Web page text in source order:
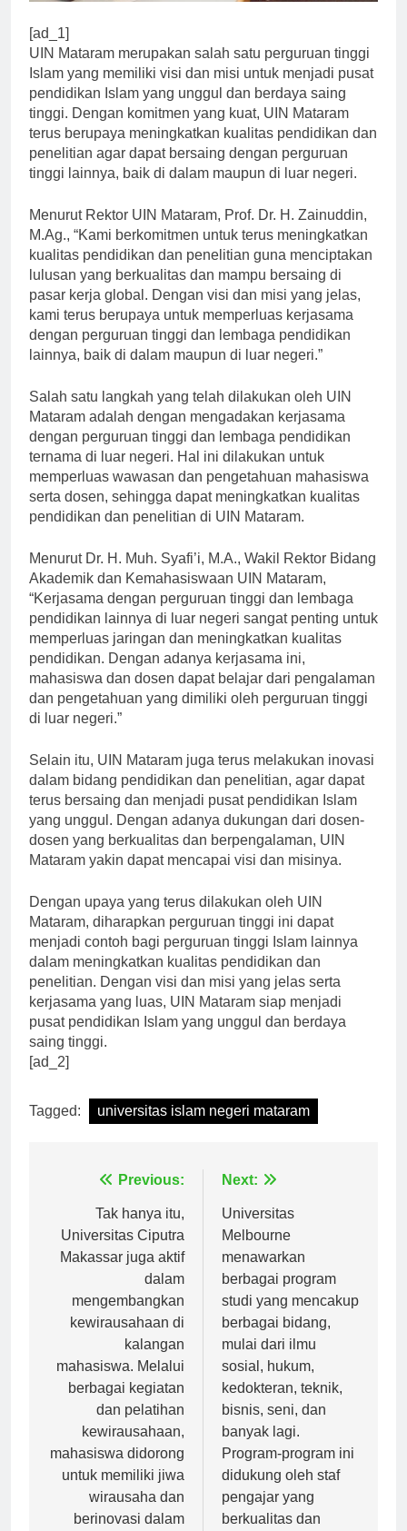
[ad_1]
UIN Mataram merupakan salah satu perguruan tinggi
Islam yang memiliki visi dan misi untuk menjadi pusat
pendidikan Islam yang unggul dan berdaya saing
tinggi. Dengan komitmen yang kuat, UIN Mataram
terus berupaya meningkatkan kualitas pendidikan dan
penelitian agar dapat bersaing dengan perguruan
tinggi lainnya, baik di dalam maupun di luar negeri.
Menurut Rektor UIN Mataram, Prof. Dr. H. Zainuddin,
M.Ag., “Kami berkomitmen untuk terus meningkatkan
kualitas pendidikan dan penelitian guna menciptakan
lulusan yang berkualitas dan mampu bersaing di
pasar kerja global. Dengan visi dan misi yang jelas,
kami terus berupaya untuk memperluas kerjasama
dengan perguruan tinggi dan lembaga pendidikan
lainnya, baik di dalam maupun di luar negeri.”
Salah satu langkah yang telah dilakukan oleh UIN
Mataram adalah dengan mengadakan kerjasama
dengan perguruan tinggi dan lembaga pendidikan
ternama di luar negeri. Hal ini dilakukan untuk
memperluas wawasan dan pengetahuan mahasiswa
serta dosen, sehingga dapat meningkatkan kualitas
pendidikan dan penelitian di UIN Mataram.
Menurut Dr. H. Muh. Syafi’i, M.A., Wakil Rektor Bidang
Akademik dan Kemahasiswaan UIN Mataram,
“Kerjasama dengan perguruan tinggi dan lembaga
pendidikan lainnya di luar negeri sangat penting untuk
memperluas jaringan dan meningkatkan kualitas
pendidikan. Dengan adanya kerjasama ini,
mahasiswa dan dosen dapat belajar dari pengalaman
dan pengetahuan yang dimiliki oleh perguruan tinggi
di luar negeri.”
Selain itu, UIN Mataram juga terus melakukan inovasi
dalam bidang pendidikan dan penelitian, agar dapat
terus bersaing dan menjadi pusat pendidikan Islam
yang unggul. Dengan adanya dukungan dari dosen-
dosen yang berkualitas dan berpengalaman, UIN
Mataram yakin dapat mencapai visi dan misinya.
Dengan upaya yang terus dilakukan oleh UIN
Mataram, diharapkan perguruan tinggi ini dapat
menjadi contoh bagi perguruan tinggi Islam lainnya
dalam meningkatkan kualitas pendidikan dan
penelitian. Dengan visi dan misi yang jelas serta
kerjasama yang luas, UIN Mataram siap menjadi
pusat pendidikan Islam yang unggul dan berdaya
saing tinggi.
[ad_2]
Tagged: universitas islam negeri mataram
NavigasiPrevious:
Tak hanya itu,
Universitas Ciputra
Makassar juga aktif
dalam
mengembangkan
kewirausahaan di
kalangan
mahasiswa. Melalui
berbagai kegiatan
dan pelatihan
kewirausahaan,
mahasiswa didorong
untuk memiliki jiwa
wirausaha dan
berinovasi dalam
Next:
Universitas
Melbourne
menawarkan
berbagai program
studi yang mencakup
berbagai bidang,
mulai dari ilmu
sosial, hukum,
kedokteran, teknik,
bisnis, seni, dan
banyak lagi.
Program-program ini
didukung oleh staf
pengajar yang
berkualitas dan